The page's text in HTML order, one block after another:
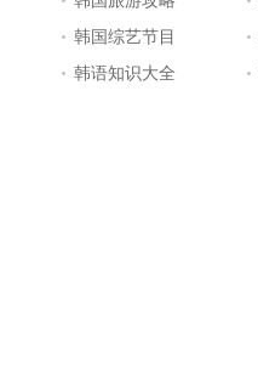
韩国综艺节目
韩语知识大全